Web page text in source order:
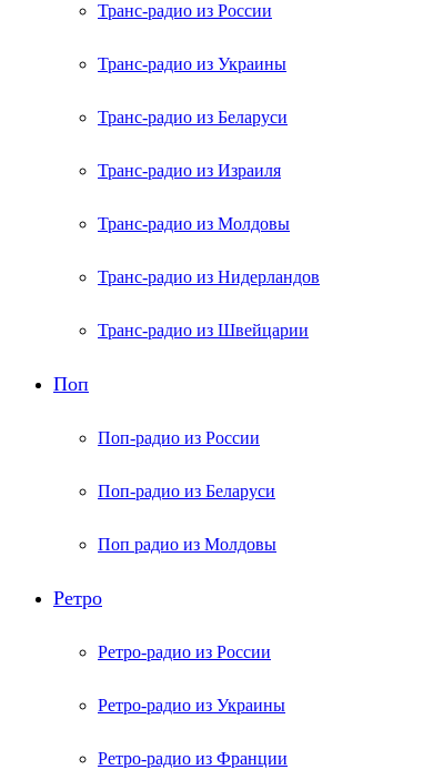
Транс-радио из России
Транс-радио из Украины
Транс-радио из Беларуси
Транс-радио из Израиля
Транс-радио из Молдовы
Транс-радио из Нидерландов
Транс-радио из Швейцарии
Поп
Поп-радио из России
Поп-радио из Беларуси
Поп радио из Молдовы
Ретро
Ретро-радио из России
Ретро-радио из Украины
Ретро-радио из Франции